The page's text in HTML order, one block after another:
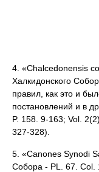
4. «Chalcedonensis
Халкидонского
правил, как это и
постановлений и в
P. 158. 9-163; Vol.
327-328).
5. «Canones Synodi
Собора - PL. 67. Col.